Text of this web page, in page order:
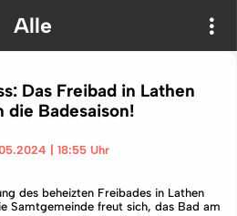
Alle
Das Freibad in Lathen
die Badesaison!
| 18:55 Uhr
des beheizten Freibades in Lathen
Samtgemeinde freut sich, das Bad am